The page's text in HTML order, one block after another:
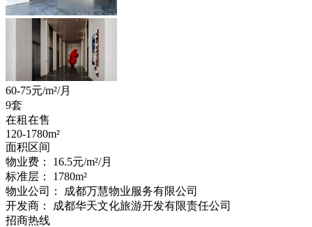
60-75元/m²/月
9套
在租在售
120-1780m²
面积区间
物业费：
16.5元/m²/月
标准层：
1780m²
物业公司：
成都万慧物业服务有限公司
开发商：
成都华天文化旅游开发有限责任公司
招商热线